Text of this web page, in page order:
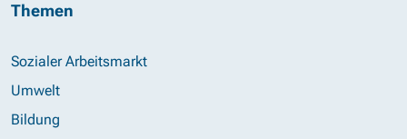
Themen
Sozialer Arbeitsmarkt
Umwelt
Bildung